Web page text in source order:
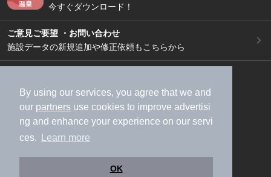
By using our services, you agree that we and
our partners use cookies to improve advertisi
ng and enhance your experience on our servi
ces.
Learn more
OK
今すぐダウンロード！
ご意見ご要望 ・お問い合わせ
施設データの新規追加や修正依頼もこちらから
加盟店募集（資料請求）
広告出稿のご案内
利用規約
ライフスタイルMEMBERS+規約
特定商取引法に基づく表記
ヘルプ
採用情報
運営会社